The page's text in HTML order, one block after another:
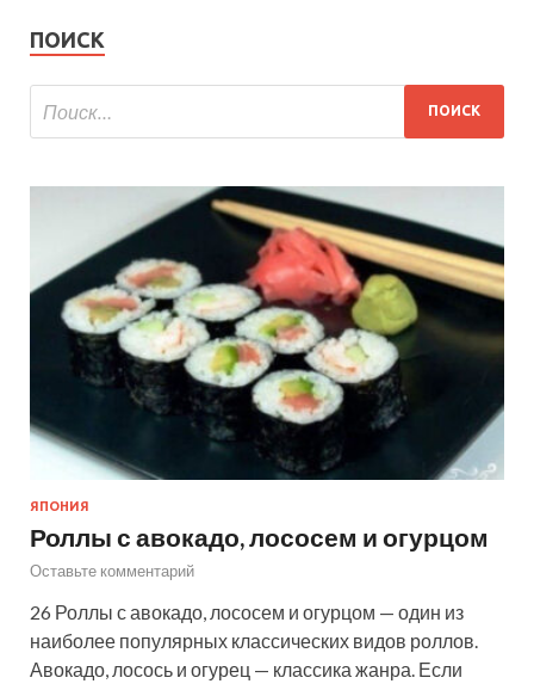
ПОИСК
ЯПОНИЯ
Роллы с авокадо, лососем и огурцом
Оставьте комментарий
26 Роллы с авокадо, лососем и огурцом — один из
наиболее популярных классических видов роллов.
Авокадо, лосось и огурец — классика жанра. Если